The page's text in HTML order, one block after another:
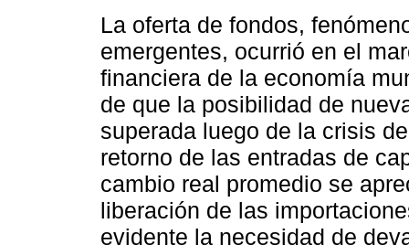
La oferta de fondos,
emergentes, ocurrió en el
financiera de la economía
de que la posibilidad de
superada luego de la crisis
retorno de las entradas de
cambio real promedio se
liberación de las
evidente la necesidad de